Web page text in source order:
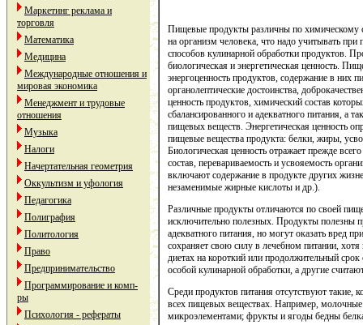
Маркетинг реклама и
торговля
Математика
Медицина
Международные отношения и
мировая экономика
Менеджмент и трудовые
отношения
Музыка
Налоги
Начертательная геометрия
Оккультизм и уфология
Педагогика
Полиграфия
Политология
Право
Предпринимательство
Программирование и комп-
ры
Психология - рефераты
Пищевые продукты различны по химическому
на организм человека, что надо учитывать
способов кулинарной обработки продуктов.
биологическая и энергетическая ценность.
энергоценность продуктов, содержание в них
органолептические достоинства,
ценность продуктов, химический состав
сбалансированного и адекватного питания, а
пищевых веществ. Энергетическая ценность
пищевые вещества продукта: белки, жиры,
Биологическая ценность отражает прежде
состав, перевариваемость и усвояемость
включают содержание в продукте других
незаменимые жирные кислоты и др.).
Различные продукты отличаются по своей
исключительно полезных. Продукты полезны
адекватного питания, но могут оказать вред
сохраняет свою силу в лечебном питании,
диетах на короткий или продолжительный
особой кулинарной обработки, а другие
Среди продуктов питания отсутствуют такие,
всех пищевых веществах. Например,
микроэлементами; фрукты и ягоды бедны